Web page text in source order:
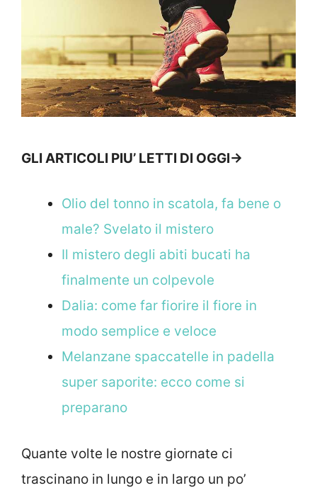
GLI ARTICOLI PIU’ LETTI DI OGGI->
Olio del tonno in scatola, fa bene o
male? Svelato il mistero
Il mistero degli abiti bucati ha
finalmente un colpevole
Dalia: come far fiorire il fiore in
modo semplice e veloce
Melanzane spaccatelle in padella
super saporite: ecco come si
preparano
Quante volte le nostre giornate ci
trascinano in lungo e in largo un po’